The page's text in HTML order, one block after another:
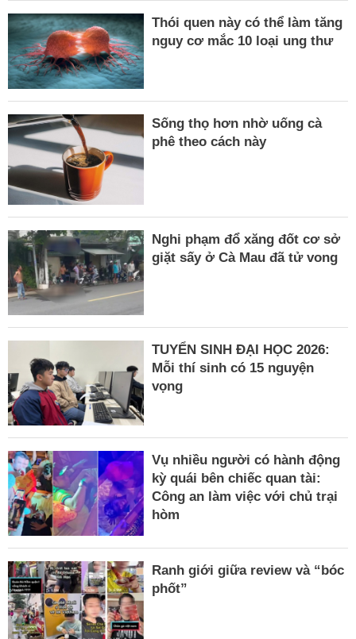
Thói quen này có thể làm tăng
nguy cơ mắc 10 loại ung thư
Sống thọ hơn nhờ uống cà
phê theo cách này
Nghi phạm đổ xăng đốt cơ sở
giặt sấy ở Cà Mau đã tử vong
TUYỂN SINH ĐẠI HỌC 2026:
Mỗi thí sinh có 15 nguyện
vọng
Vụ nhiều người có hành động
kỳ quái bên chiếc quan tài:
Công an làm việc với chủ trại
hòm
Ranh giới giữa review và “bóc
phốt”